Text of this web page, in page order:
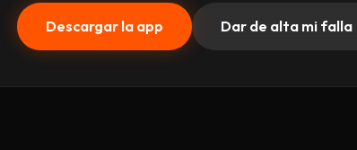
Descargar la app Dar de alta mi falla